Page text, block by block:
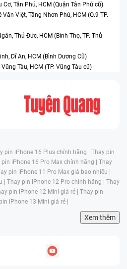
Cơ, Tân Phú, HCM (Quận Tân Phú cũ)
Văn Việt, Tăng Nhơn Phú, HCM (Q.9 TP.
Thủ Đức, HCM (Bình Thọ, TP. Thủ
Dĩ An, HCM (Bình Dương Cũ)
Vũng Tàu, HCM (TP. Vũng Tàu cũ)
pin iPhone 16 Plus chính hãng | Thay pin
pin iPhone 16 Pro Max chính hãng | Thay
pin iPhone 11 Pro Max giá bao nhiêu |
| Thay pin iPhone 12 Pro chính hãng | Thay
pin iPhone 12 Mini giá rẻ | Thay pin
iPhone 13 Mini giá rẻ |
Xem thêm